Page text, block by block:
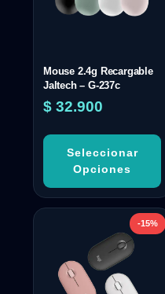
Mouse 2.4g Recargable
Jaltech – G-237c
$ 32.900
Seleccionar
Opciones
-15%